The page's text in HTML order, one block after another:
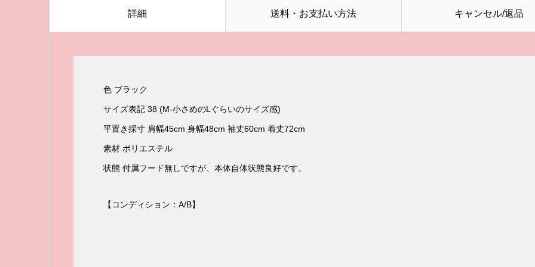
詳細 送料・お支払い方法 キャンセル/返品
色 ブラック
サイズ表記 38 (M-小さめのLぐらいのサイズ感)
平置き採寸 肩幅45cm 身幅48cm 袖丈60cm 着丈72cm
素材 ポリエステル
状態 付属フード無しですが、本体自体状態良好です。
【コンディション：A/B】